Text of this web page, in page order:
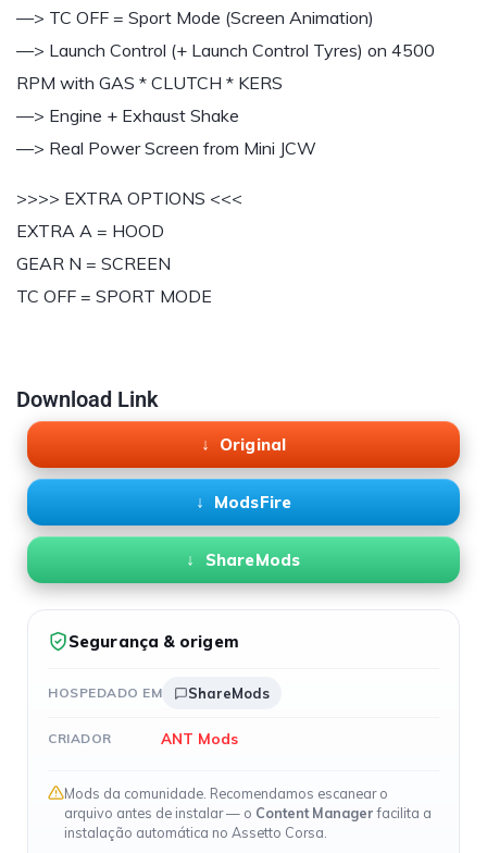
—> TC OFF = Sport Mode (Screen Animation)
—> Launch Control (+ Launch Control Tyres) on 4500
RPM with GAS * CLUTCH * KERS
—> Engine + Exhaust Shake
—> Real Power Screen from Mini JCW
>>>> EXTRA OPTIONS <<<
EXTRA A = HOOD
GEAR N = SCREEN
TC OFF = SPORT MODE
Download Link
Original
ModsFire
ShareMods
Segurança & origem
HOSPEDADO EM ShareMods
CRIADOR ANT Mods
Mods da comunidade. Recomendamos escanear o
arquivo antes de instalar — o Content Managerfacilita a
instalação automática no Assetto Corsa.